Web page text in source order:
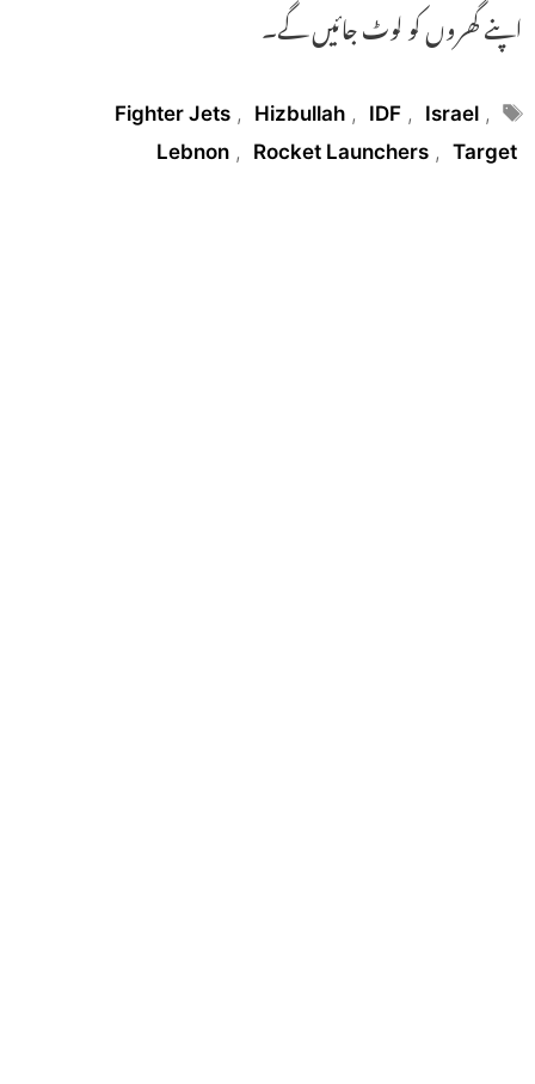
اپنے گھروں کو لوٹ جائیں گے۔
Tags
Fighter Jets , Hizbullah , IDF , Israel ,
Lebnon , Rocket Launchers , Target